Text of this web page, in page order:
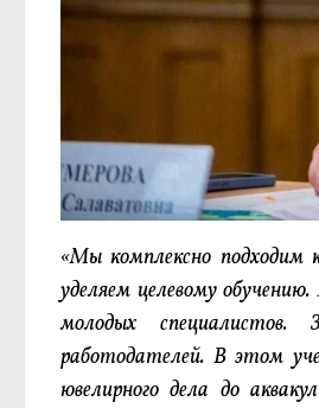
«Мы комплексно подходим
уделяем целевому
молодых специалистов.
работодателей. В этом
ювелирного дела до